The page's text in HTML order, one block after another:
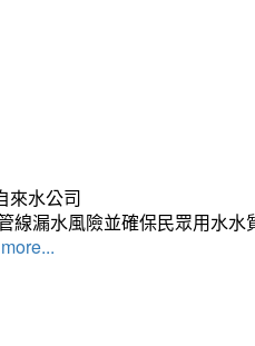
來水公司
線漏水風險並確保民眾用水
more...